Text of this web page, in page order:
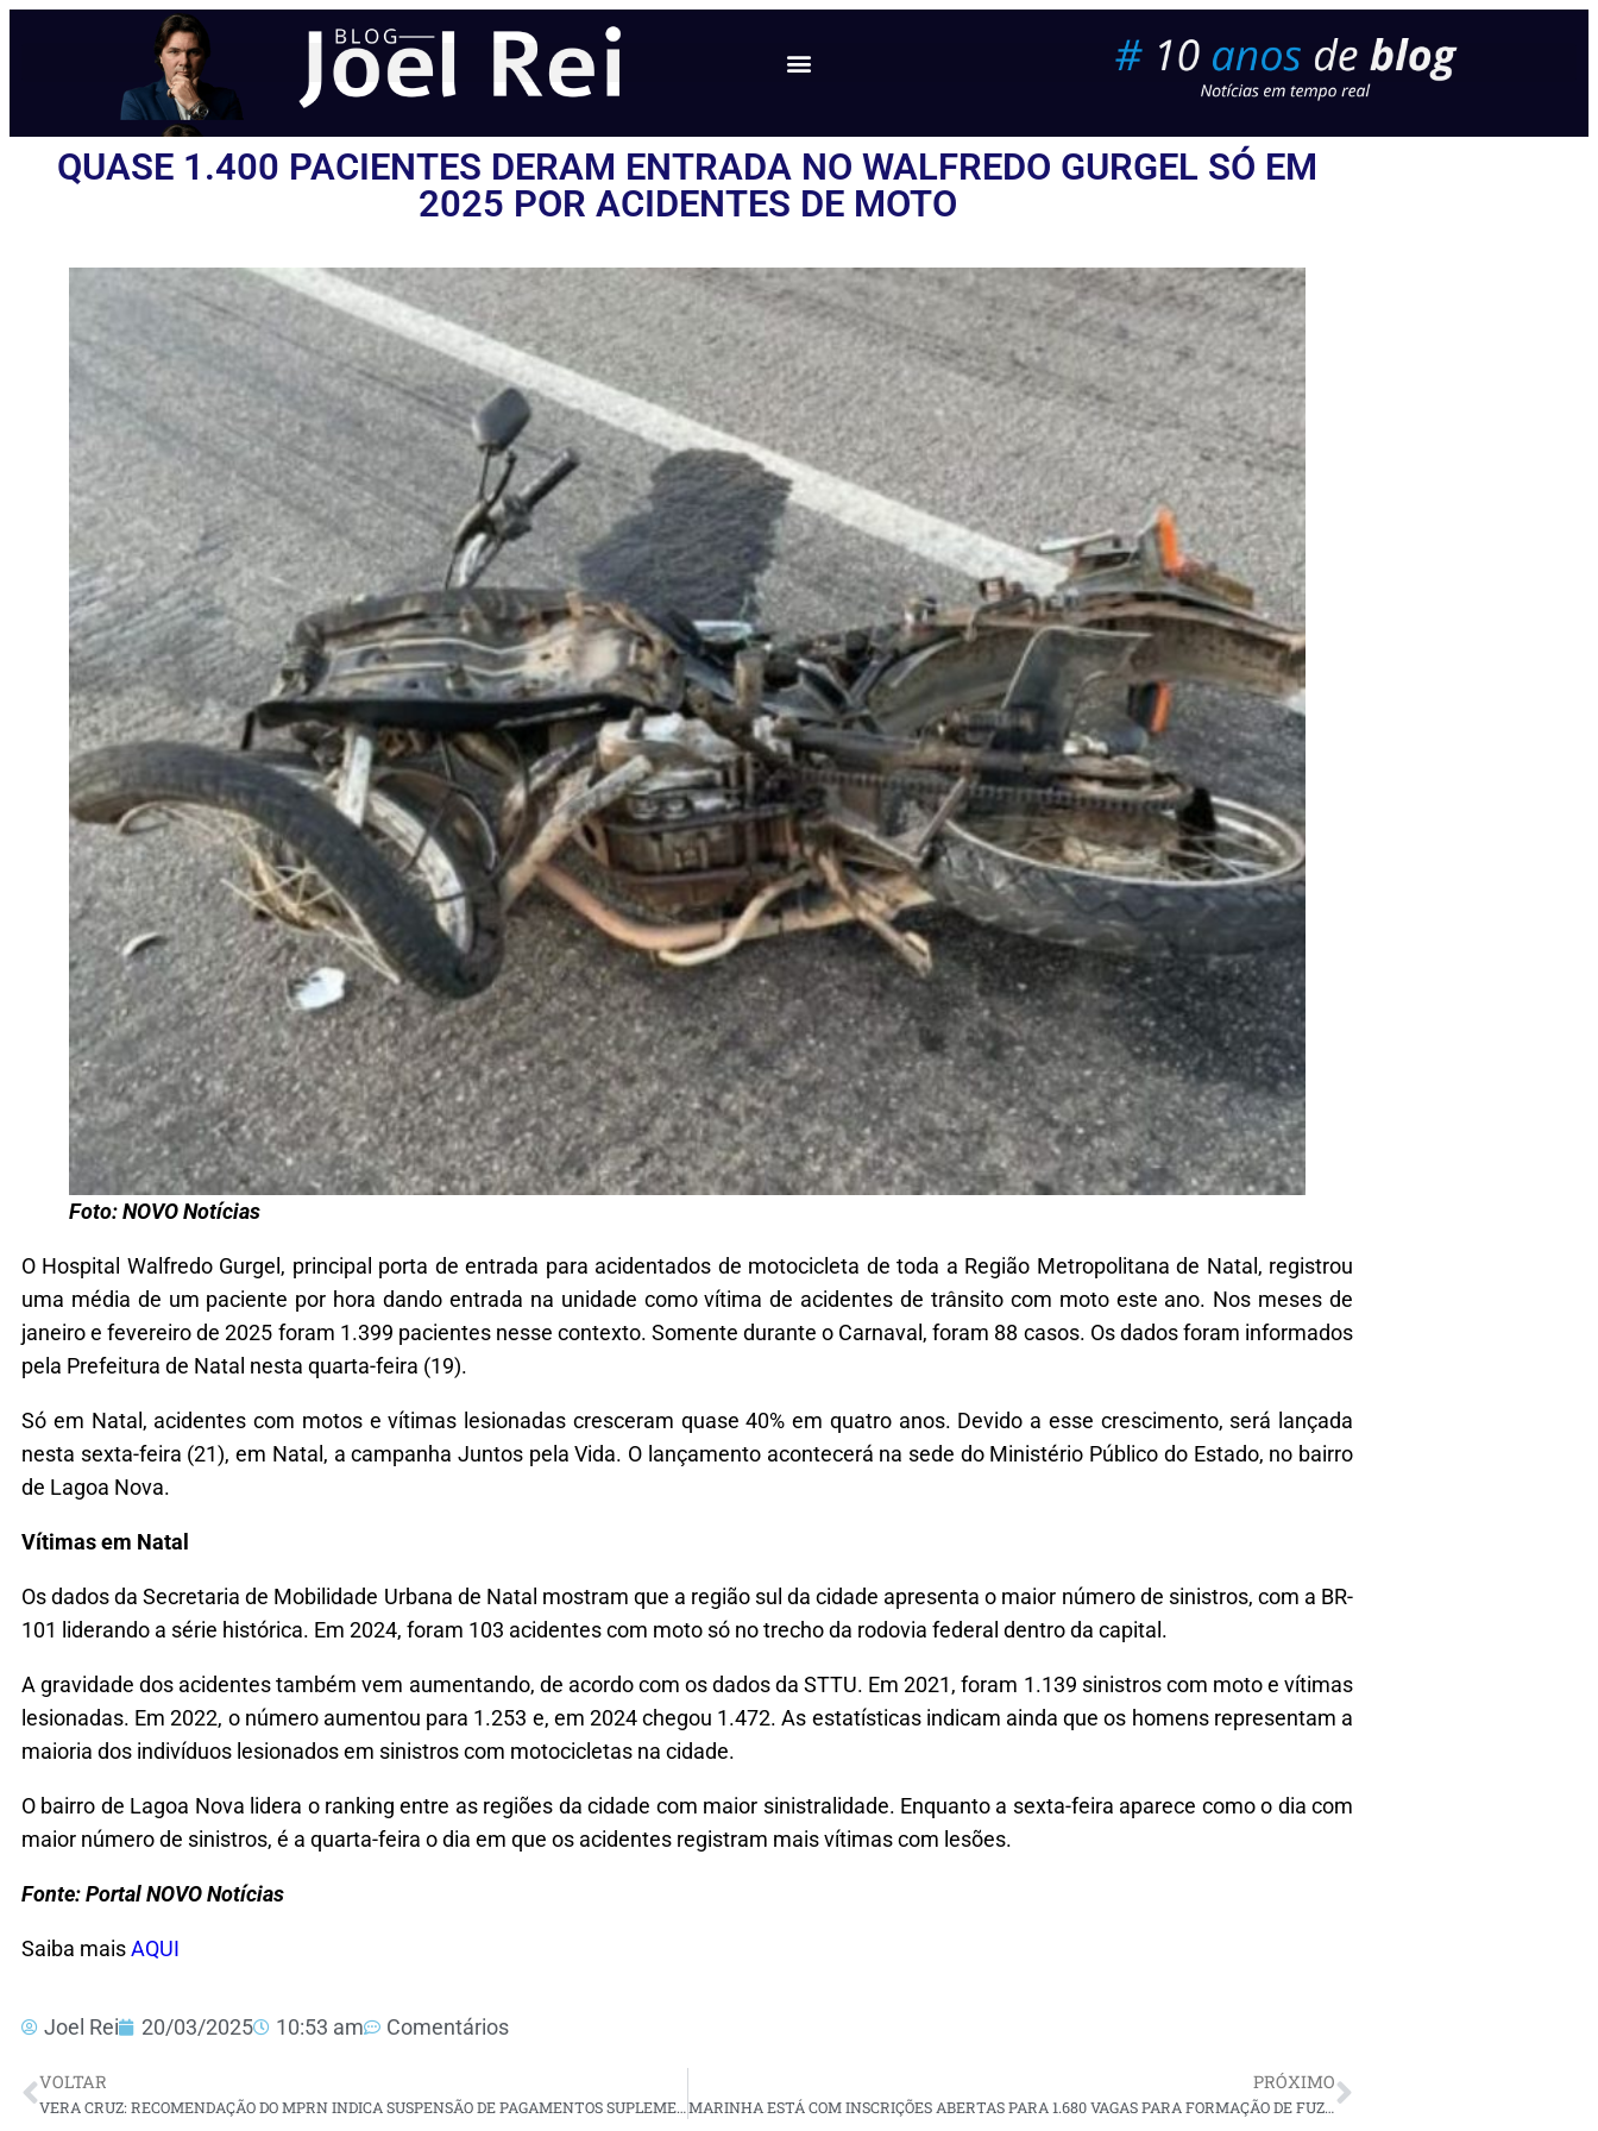
QUASE 1.400 PACIENTES DERAM ENTRADA NO WALFREDO GURGEL SÓ EM
2025 POR ACIDENTES DE MOTO
Foto: NOVO Notícias
O Hospital Walfredo Gurgel, principal porta de entrada para acidentados de motocicleta de toda a Região Metropolitana de Natal, registrou
uma média de um paciente por hora dando entrada na unidade como vítima de acidentes de trânsito com moto este ano. Nos meses de
janeiro e fevereiro de 2025 foram 1.399 pacientes nesse contexto. Somente durante o Carnaval, foram 88 casos. Os dados foram informados
pela Prefeitura de Natal nesta quarta-feira (19).
Só em Natal, acidentes com motos e vítimas lesionadas cresceram quase 40% em quatro anos. Devido a esse crescimento, será lançada
nesta sexta-feira (21), em Natal, a campanha Juntos pela Vida. O lançamento acontecerá na sede do Ministério Público do Estado, no bairro
de Lagoa Nova.
Vítimas em Natal
Os dados da Secretaria de Mobilidade Urbana de Natal mostram que a região sul da cidade apresenta o maior número de sinistros, com a BR-
101 liderando a série histórica. Em 2024, foram 103 acidentes com moto só no trecho da rodovia federal dentro da capital.
A gravidade dos acidentes também vem aumentando, de acordo com os dados da STTU. Em 2021, foram 1.139 sinistros com moto e vítimas
lesionadas. Em 2022, o número aumentou para 1.253 e, em 2024 chegou 1.472. As estatísticas indicam ainda que os homens representam a
maioria dos indivíduos lesionados em sinistros com motocicletas na cidade.
O bairro de Lagoa Nova lidera o ranking entre as regiões da cidade com maior sinistralidade. Enquanto a sexta-feira aparece como o dia com
maior número de sinistros, é a quarta-feira o dia em que os acidentes registram mais vítimas com lesões.
Fonte: Portal NOVO Notícias
Saiba maisAQUI
Joel Rei 20/03/2025 10:53 am Comentários
VOLTAR
VERA CRUZ: RECOMENDAÇÃO DO MPRN INDICA SUSPENSÃO DE PAGAMENTOS SUPLEMENTARES
PRÓXIMO
MARINHA ESTÁ COM INSCRIÇÕES ABERTAS PARA 1.680 VAGAS PARA FORMAÇÃO DE FUZILEIROS NAVAIS. CONFIRA